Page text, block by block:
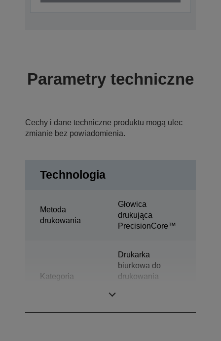
Parametry techniczne
Cechy i dane techniczne produktu mogą ulec
zmianie bez powiadomienia.
Technologia
Metoda
drukowania
Głowica
drukująca
PrecisionCore™
Kategoria
Drukarka
biurkowa do
drukowania